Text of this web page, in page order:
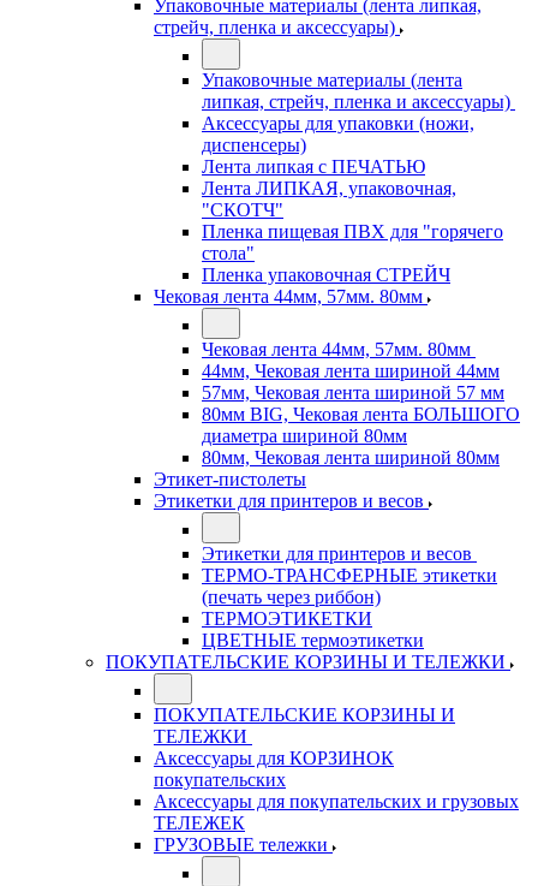
Упаковочные материалы (лента липкая,
стрейч, пленка и аксессуары)
Упаковочные материалы (лента
липкая, стрейч, пленка и аксессуары)
Аксессуары для упаковки (ножи,
диспенсеры)
Лента липкая с ПЕЧАТЬЮ
Лента ЛИПКАЯ, упаковочная,
"СКОТЧ"
Пленка пищевая ПВХ для "горячего
стола"
Пленка упаковочная СТРЕЙЧ
Чековая лента 44мм, 57мм. 80мм
Чековая лента 44мм, 57мм. 80мм
44мм, Чековая лента шириной 44мм
57мм, Чековая лента шириной 57 мм
80мм BIG, Чековая лента БОЛЬШОГО
диаметра шириной 80мм
80мм, Чековая лента шириной 80мм
Этикет-пистолеты
Этикетки для принтеров и весов
Этикетки для принтеров и весов
ТЕРМО-ТРАНСФЕРНЫЕ этикетки
(печать через риббон)
ТЕРМОЭТИКЕТКИ
ЦВЕТНЫЕ термоэтикетки
ПОКУПАТЕЛЬСКИЕ КОРЗИНЫ И ТЕЛЕЖКИ
ПОКУПАТЕЛЬСКИЕ КОРЗИНЫ И
ТЕЛЕЖКИ
Аксессуары для КОРЗИНОК
покупательских
Аксессуары для покупательских и грузовых
ТЕЛЕЖЕК
ГРУЗОВЫЕ тележки